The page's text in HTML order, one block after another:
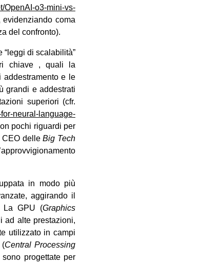
OpenAI-o3-mini-vs-
coma
del confronto).
“leggi di scalabilità”
chiave , quali la
e le
grandi e addestrati
superiori (cfr.
neural-language-
pochi riguardi per
CEO delleBig Tech
in modo più
aggirando il
La GPU (Graphics
ad alte prestazioni,
utilizzato in campi
(Central Processing
progettate per